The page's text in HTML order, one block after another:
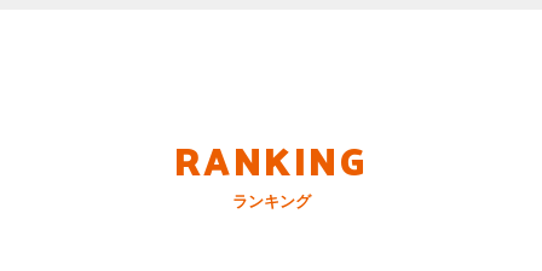
RANKING
ランキング